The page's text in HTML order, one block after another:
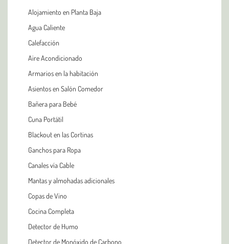
Alojamiento en Planta Baja
Agua Caliente
Calefacción
Aire Acondicionado
Armarios en la habitación
Asientos en Salón Comedor
Bañera para Bebé
Cuna Portátil
Blackout en las Cortinas
Ganchos para Ropa
Canales vía Cable
Mantas y almohadas adicionales
Copas de Vino
Cocina Completa
Detector de Humo
Detector de Monóxido de Carbono